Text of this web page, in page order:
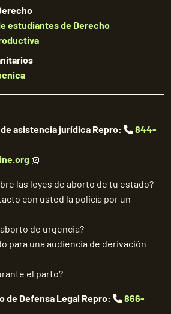
estudiantes de Derecho
asistencia jurídica Repro:
844-
las leyes de aborto de tu estado?
con usted la policía por un
de urgencia?
para una audiencia de derivación
el parto?
de Defensa Legal Repro:
866-